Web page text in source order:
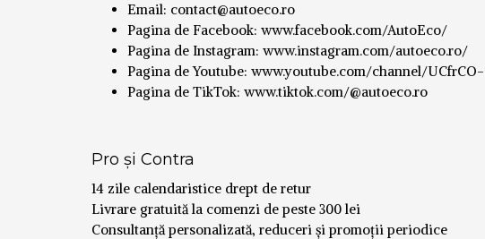
Email: contact@autoeco.ro
Pagina de Facebook: www.facebook.com/AutoEco/
Pagina de Instagram: www.instagram.com/autoeco.ro/
Pagina de Youtube: www.youtube.com/channel/
Pagina de TikTok: www.tiktok.com/@autoeco.ro
Pro și Contra
14 zile calendaristice drept de retur
Livrare gratuită la comenzi de peste 300 lei
Consultanță personalizată, reduceri și promoții periodice